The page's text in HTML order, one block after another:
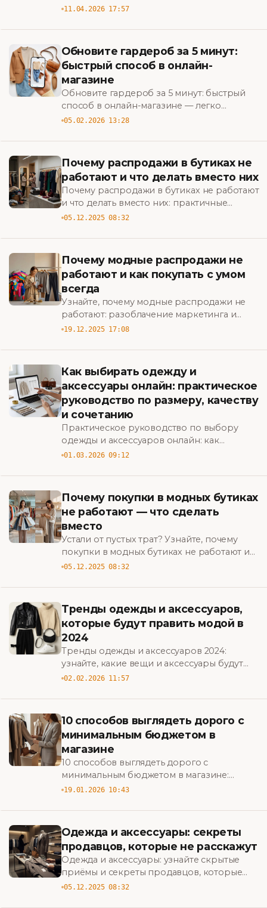
Узнайте, как формировать стиль, который
бюджета.
11.04.2026 17:57
Обновите гардероб за 5 минут:
быстрый способ в онлайн-
магазине
Обновите гардероб за 5 минут: быстрый
способ в онлайн-магазине — легко
подберите стильные комплекты,
предложения.
05.02.2026 13:28
Почему распродажи в бутиках не
работают и что делать вместо них
Почему распродажи в бутиках не работают
и что делать вместо них: практичные
стратегии повышения прибыли,
ценности бренда. BigBazar
05.12.2025 08:32
Почему модные распродажи не
работают и как покупать с умом
всегда
Узнайте, почему модные распродажи не
работают: разоблачение маркетинга и
практические советы, как покупать с умом
19.12.2025 17:08
Как выбирать одежду и
аксессуары онлайн: практическое
руководство по размеру, качеству
и сочетанию
Практическое руководство по выбору
одежды и аксессуаров онлайн: как
правильно определить размер, проверить
образов.
01.03.2026 09:12
Почему покупки в модных бутиках
не работают — что сделать
вместо
Устали от пустых трат? Узнайте, почему
покупки в модных бутиках не работают и
какие шаги выбрать вместо, чтобы
05.12.2025 08:32
Тренды одежды и аксессуаров,
которые будут править модой в
2024
Тренды одежды и аксессуаров 2024:
узнайте, какие вещи и аксессуары будут
править модой — практичные советы по
02.02.2026 11:57
10 способов выглядеть дорого с
минимальным бюджетом в
магазине
10 способов выглядеть дорого с
минимальным бюджетом в магазине:
практичные лайфхаки по выбору тканей,
стильно и экономно. BigBazar
19.01.2026 10:43
Одежда и аксессуары: секреты
продавцов, которые не расскажут
Одежда и аксессуары: узнайте скрытые
приёмы и секреты продавцов, которые
помогут покупать выгодно, избегать
05.12.2025 08:32